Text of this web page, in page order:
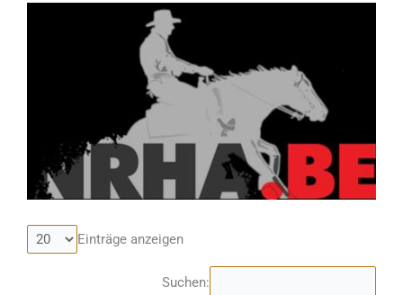
Einträge anzeigen
Suchen: